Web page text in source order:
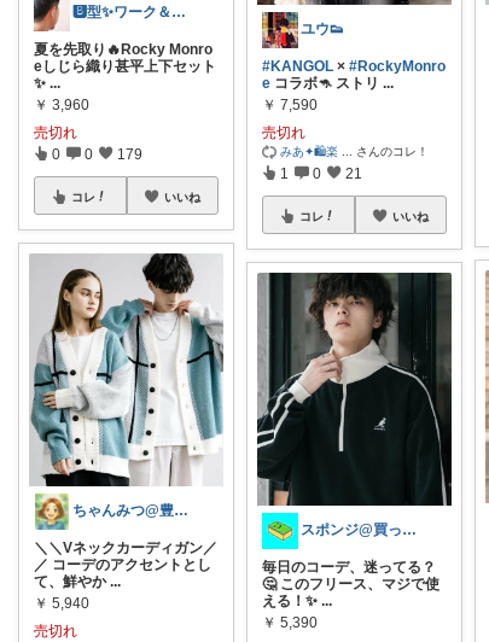
🅱️型✨ワーク＆ライフスタイル💪
夏を先取り🔥Rocky Monro
eしじら織り甚平上下セット
✨ ...
￥ 3,960
売切れ
0 0 179
コレ いいね
ちゃんみつ@豊かな日常
＼＼Vネックカーディガン／
／ コーデのアクセントとし
て、鮮やか ...
￥ 5,940
売切れ
ユウ👟
#KANGOL ×#RockyMonro
e コラボ🦘 ストリ ...
￥ 7,590
売切れ
みあ✦🛍️楽 さんのコレ！
1 0 21
コレ いいね
スポンジ@買ってくれてありがとう！
毎日のコーデ、迷ってる？
🤔 このフリース、マジで使
える！✨...
￥ 5,390